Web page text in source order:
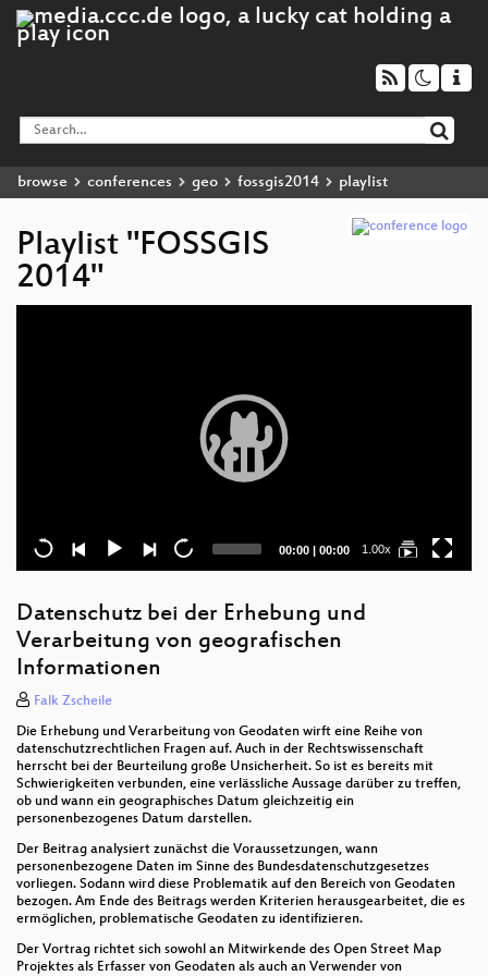
browse conferences geo fossgis2014 playlist
Playlist "FOSSGIS
2014"
Current
00:00 | Total
00:00 1.00x
Datenschutz bei der Erhebung und
Verarbeitung von geografischen
Informationen
Falk Zscheile
Die Erhebung und Verarbeitung von Geodaten wirft eine Reihe von
datenschutzrechtlichen Fragen auf. Auch in der Rechtswissenschaft
herrscht bei der Beurteilung große Unsicherheit. So ist es bereits mit
Schwierigkeiten verbunden, eine verlässliche Aussage darüber zu treffen,
ob und wann ein geographisches Datum gleichzeitig ein
personenbezogenes Datum darstellen.
Der Beitrag analysiert zunächst die Voraussetzungen, wann
personenbezogene Daten im Sinne des Bundesdatenschutzgesetzes
vorliegen. Sodann wird diese Problematik auf den Bereich von Geodaten
bezogen. Am Ende des Beitrags werden Kriterien herausgearbeitet, die es
ermöglichen, problematische Geodaten zu identifizieren.
Der Vortrag richtet sich sowohl an Mitwirkende des Open Street Map
Projektes als Erfasser von Geodaten als auch an Verwender von